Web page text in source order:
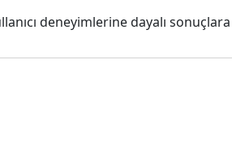
deneyimlerine dayalı